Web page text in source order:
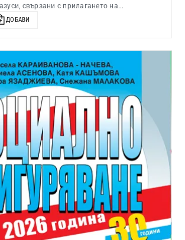
свързани с прилагането на...
ДОБАВИ